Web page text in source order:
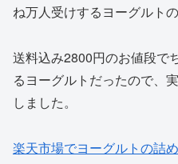
ね万人受けするヨーグルト
送料込み2800円のお値段で
るヨーグルトだったので、
しました。
楽天市場でヨーグルトの詰